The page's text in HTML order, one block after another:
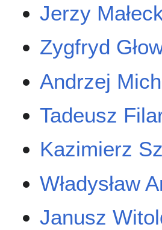
Jerzy
Zygfryd
Andrzej
Tadeusz
Kazimierz
Władysław
Janusz